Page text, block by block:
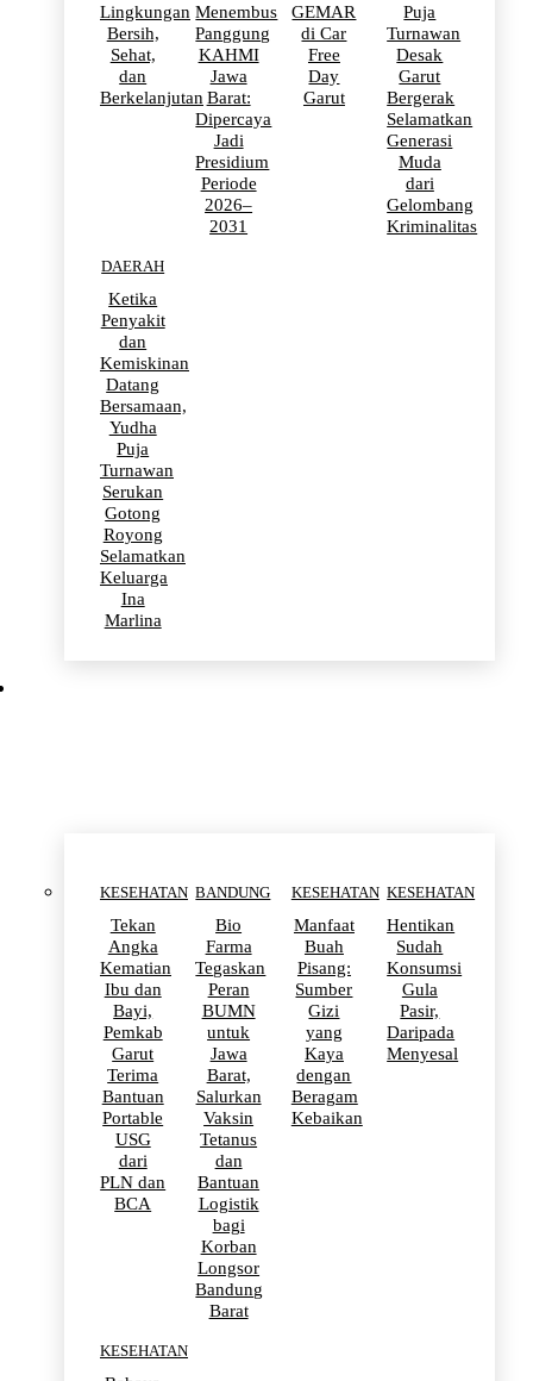
Lingkungan
Bersih,
Sehat,
dan
Berkelanjutan
Menembus
Panggung
KAHMI
Jawa
Barat:
Dipercaya
Jadi
Presidium
Periode
2026–
2031
GEMAR
di Car
Free
Day
Garut
Puja
Turnawan
Desak
Garut
Bergerak
Selamatkan
Generasi
Muda
dari
Gelombang
Kriminalitas
DAERAH
Ketika
Penyakit
dan
Kemiskinan
Datang
Bersamaan,
Yudha
Puja
Turnawan
Serukan
Gotong
Royong
Selamatkan
Keluarga
Ina
Marlina
KESEHATAN
Tekan
Angka
Kematian
Ibu dan
Bayi,
Pemkab
Garut
Terima
Bantuan
Portable
USG
dari
PLN dan
BCA
BANDUNG
Bio
Farma
Tegaskan
Peran
BUMN
untuk
Jawa
Barat,
Salurkan
Vaksin
Tetanus
dan
Bantuan
Logistik
bagi
Korban
Longsor
Bandung
Barat
KESEHATAN
Manfaat
Buah
Pisang:
Sumber
Gizi
yang
Kaya
dengan
Beragam
Kebaikan
KESEHATAN
Hentikan
Sudah
Konsumsi
Gula
Pasir,
Daripada
Menyesal
KESEHATAN